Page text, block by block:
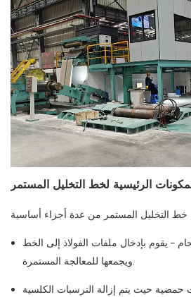
الرئيسية لخط التخليل المستمر
– يقوم بإدخال ملفات الفولاذ إلى الخط
ويجمعها للمعالجة المستمرة.